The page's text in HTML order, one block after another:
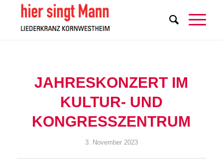
JAHRESKONZERT IM
KULTUR- UND
KONGRESSZENTRUM
3. November 2023